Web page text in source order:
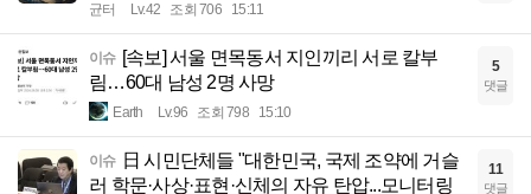
균터 Lv.42 조회 706 15:11
이슈 [속보] 서울 면목동서 지인끼리 서로 칼부
림…60대 남성 2명 사망
Earth Lv.96 조회 798 15:10
5
댓글
이슈
日 시민단체들 "대한민국, 국제 조약에 거슬
러 학문·사상·표현·신체의 자유 탄압...모니터링
11
댓글